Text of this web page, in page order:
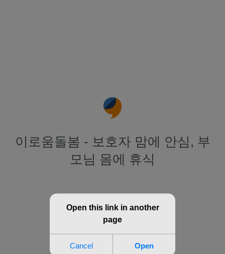
이로움돌봄 - 보호자 맘에 안심, 부
모님 몸에 휴식